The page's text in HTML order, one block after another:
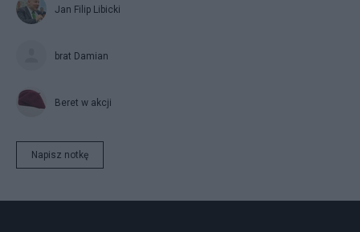
Jan Filip Libicki
brat Damian
Beret w akcji
Napisz notkę